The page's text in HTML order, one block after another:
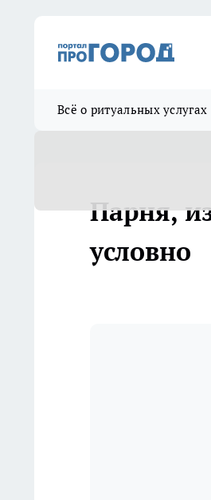
Всё о ритуальных услугах
Парня,
условно